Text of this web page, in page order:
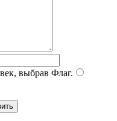
выбрав Флаг.